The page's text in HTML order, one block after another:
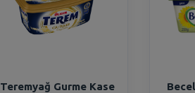
Teremyağ Gurme Kase